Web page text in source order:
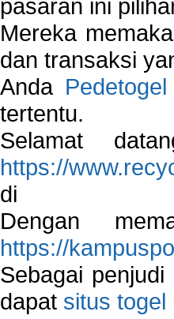
pasaran ini
Mereka
dan transaksi
Anda Pedetogel
tertentu.
Selamat
https://
di
Dengan
https://
Sebagai
dapat situs togel